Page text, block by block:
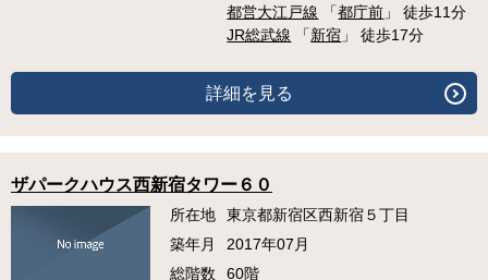
都営大江戸線 「都庁前 」 徒歩11分
JR総武線 「新宿 」 徒歩17分
詳細を見る
ザパークハウス西新宿タワー６０
所在地
東京都新宿区西新宿５丁目
築年月
2017年07月
総階数
60階